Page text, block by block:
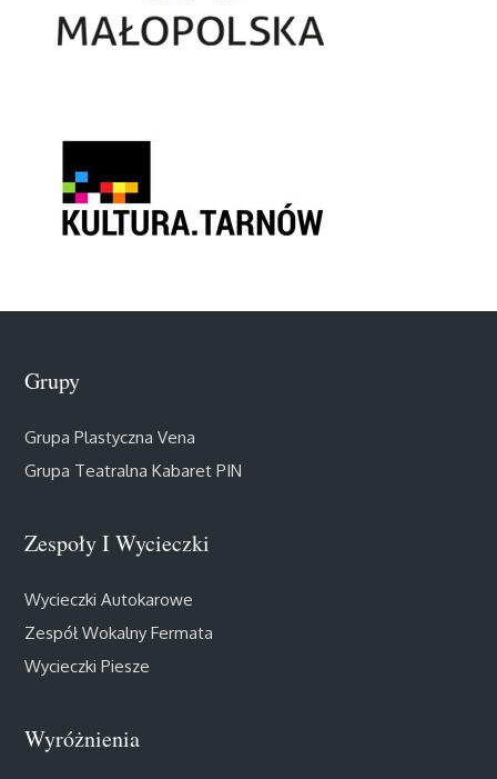
Grupy
Grupa Plastyczna Vena
Grupa Teatralna Kabaret PIN
Zespoły I Wycieczki
Wycieczki Autokarowe
Zespół Wokalny Fermata
Wycieczki Piesze
Wyróżnienia